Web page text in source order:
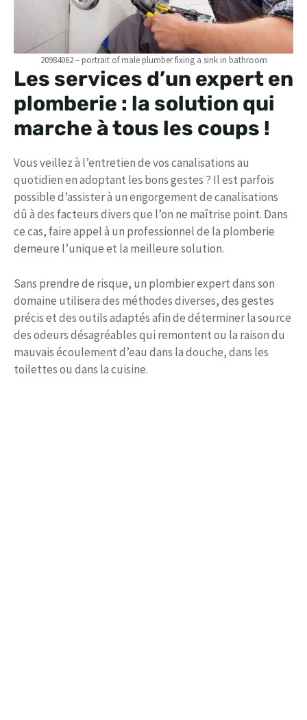
20984062 – portrait of male plumber fixing a sink in bathroom
Les services d’un expert en
plomberie : la solution qui
marche à tous les coups !
Vous veillez à l’entretien de vos canalisations au
quotidien en adoptant les bons gestes ? Il est parfois
possible d’assister à un engorgement de canalisations
dû à des facteurs divers que l’on ne maîtrise point. Dans
ce cas, faire appel à un professionnel de la plomberie
demeure l’unique et la meilleure solution.
Sans prendre de risque, un plombier expert dans son
domaine utilisera des méthodes diverses, des gestes
précis et des outils adaptés afin de déterminer la source
des odeurs désagréables qui remontent ou la raison du
mauvais écoulement d’eau dans la douche, dans les
toilettes ou dans la cuisine.